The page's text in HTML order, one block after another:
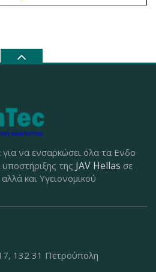
να ενσαρκώσει όλα τα Ενδο
υποστήριξης της JAV Hellas σε
και Υγειονομικού
132 31 Πετρούπολη